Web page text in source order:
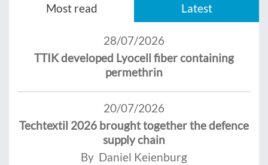
Most read Latest
28/07/2026
TTIK developed Lyocell fiber containing
permethrin
20/07/2026
Techtextil 2026 brought together the defence
supply chain
By Daniel Keienburg